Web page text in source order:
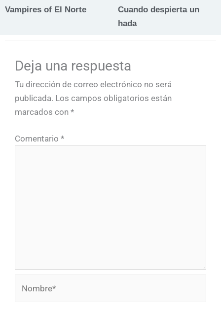
Vampires of El Norte
Cuando despierta un
hada
Deja una respuesta
Tu dirección de correo electrónico no será
publicada. Los campos obligatorios están
marcados con *
Comentario *